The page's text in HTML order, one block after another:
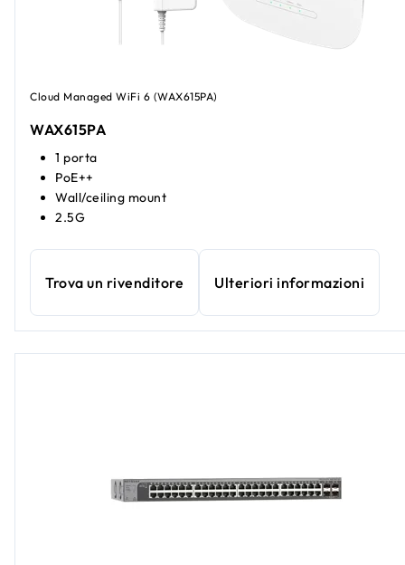
Cloud Managed WiFi 6 (WAX615PA)
WAX615PA
1 porta
PoE++
Wall/ceiling mount
2.5G
Trova un rivenditore Ulteriori informazioni